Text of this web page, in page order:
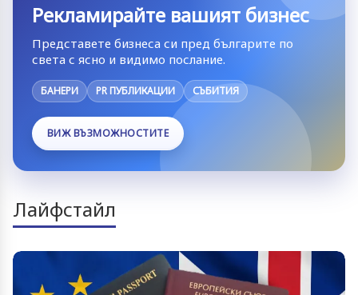
Рекламирайте вашият бизнес
Представете бизнеса си пред българите по
света с ясно и видимо послание.
БАНЕРИ PR ПУБЛИКАЦИИ СЪБИТИЯ
ВИЖ ВЪЗМОЖНОСТИТЕ
Лайфстайл